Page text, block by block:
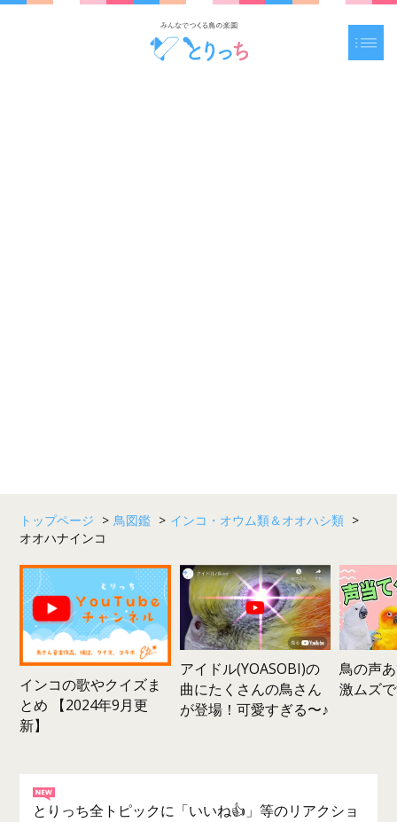
トップページ > 鳥図鑑 > インコ・オウム類＆オオハシ類 >
オオハナインコ
インコの歌やクイズま
とめ 【2024年9月更
新】
アイドル(YOASOBI)の
曲にたくさんの鳥さん
が登場！可愛すぎる〜♪
鳥の声
激ムズ
とりっち全トピックに「いいね👍」等のリアクショ